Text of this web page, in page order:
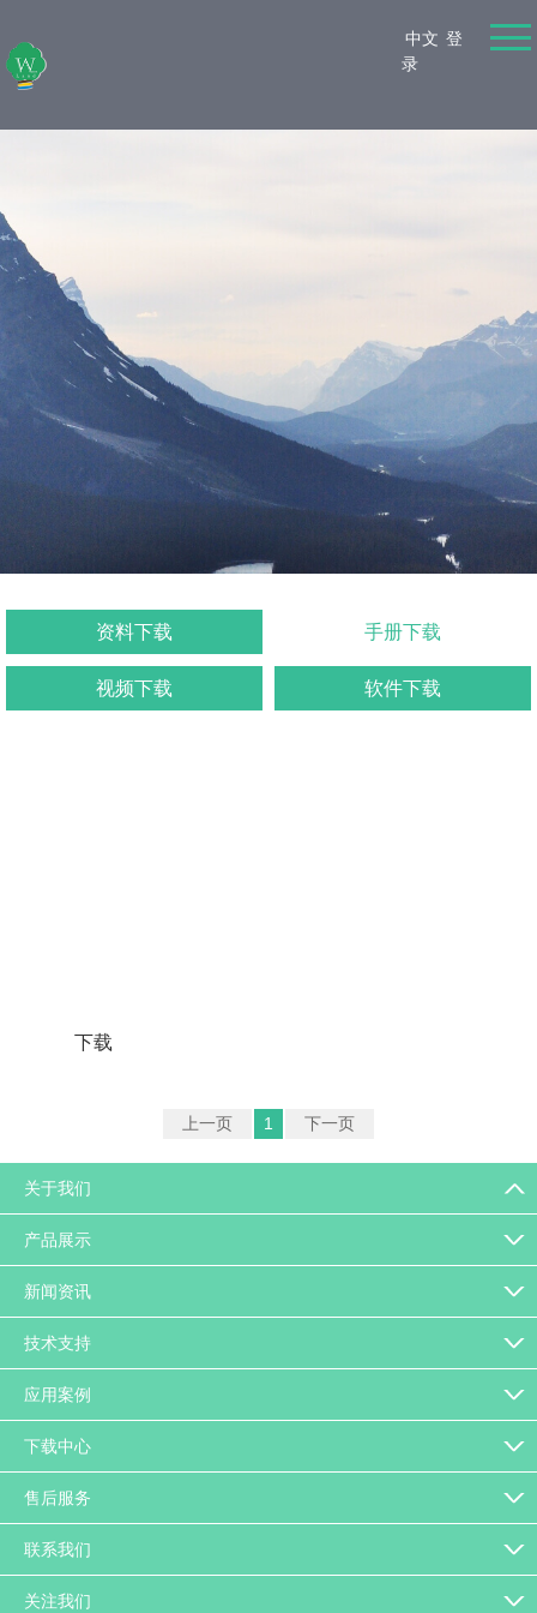
中文 登
录
资料下载 手册下载
视频下载 软件下载
下载
上一页 1 下一页
关于我们
产品展示
新闻资讯
技术支持
应用案例
下载中心
售后服务
联系我们
关注我们